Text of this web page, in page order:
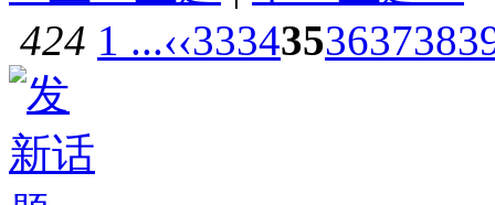
424 1 ...‹‹333435363738